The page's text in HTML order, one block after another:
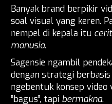
Banyak brand berpikir
soal visual yang keren.
nempel di kepala itu
manusia.
Sagensie ngambil
dengan strategi
ngebentuk konsep video
“bagus”, tapi bermakna.